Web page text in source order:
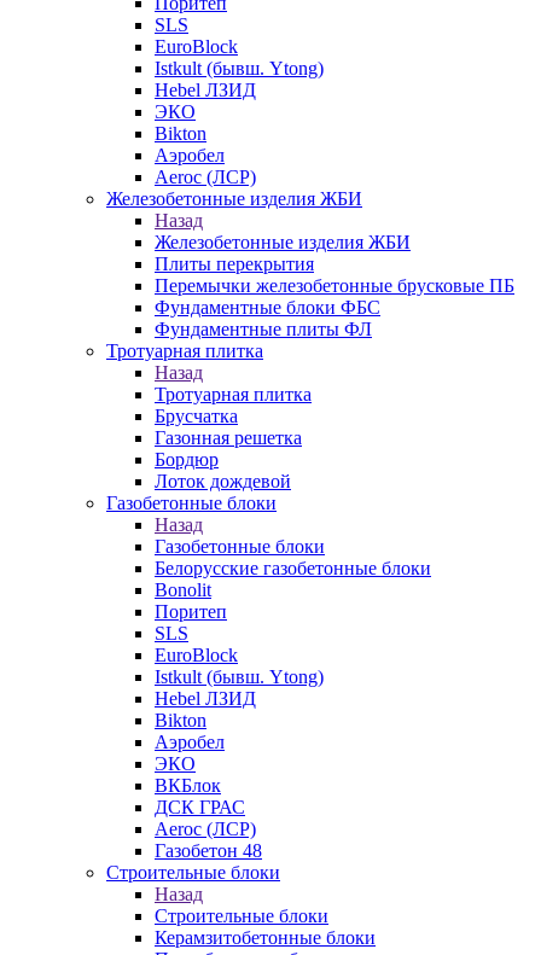
SLS
EuroBlock
Istkult (бывш. Ytong)
Hebel ЛЗИД
ЭКО
Bikton
Аэробел
Aeroc (ЛСР)
Железобетонные изделия ЖБИ
Назад
Железобетонные изделия ЖБИ
Плиты перекрытия
Перемычки железобетонные брусковые ПБ
Фундаментные блоки ФБС
Фундаментные плиты ФЛ
Тротуарная плитка
Назад
Тротуарная плитка
Брусчатка
Газонная решетка
Бордюр
Лоток дождевой
Газобетонные блоки
Назад
Газобетонные блоки
Белорусские газобетонные блоки
Bonolit
Поритеп
SLS
EuroBlock
Istkult (бывш. Ytong)
Hebel ЛЗИД
Bikton
Аэробел
ЭКО
ВКБлок
ДСК ГРАС
Aeroc (ЛСР)
Газобетон 48
Строительные блоки
Назад
Строительные блоки
Керамзитобетонные блоки